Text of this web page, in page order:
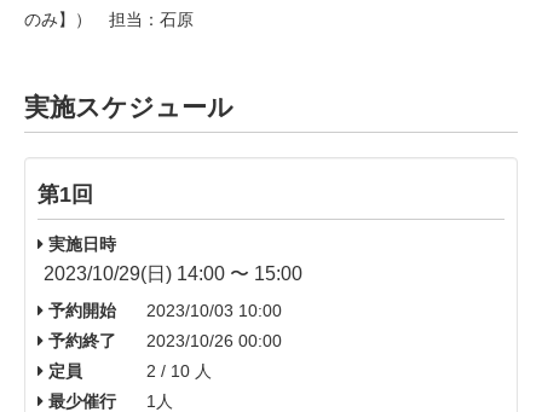
のみ】） 担当：石原
実施スケジュール
第1回
実施日時
2023/10/29(日) 14:00 〜 15:00
予約開始
2023/10/03 10:00
予約終了
2023/10/26 00:00
定員
2 / 10 人
最少催行
1人